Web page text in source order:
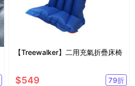
【Treewalker】二用充氣折疊床椅
$549 79折